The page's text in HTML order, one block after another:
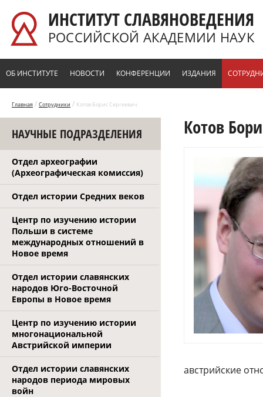
ИНСТИТУТ СЛАВЯНОВЕДЕНИЯ
РОССИЙСКОЙ АКАДЕМИИ НАУК
ОБ ИНСТИТУТЕ НОВОСТИ КОНФЕРЕНЦИИ ИЗДАНИЯ
Главная / Сотрудники / Котов Борис Сергеевич
НАУЧНЫЕ ПОДРАЗДЕЛЕНИЯ
Отдел археографии
(Археографическая комиссия)
Отдел истории Средних веков
Центр по изучению истории
Польши в системе
международных отношений в
Новое время
Отдел истории славянских
народов Юго-Восточной
Европы в Новое время
Центр по изучению истории
многонациональной
Австрийской империи
Отдел истории славянских
народов периода мировых
войн
Котов
австрийские